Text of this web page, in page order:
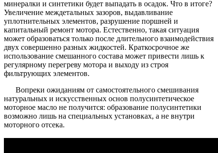
минералки и синтетики будет выпадать в осадок. Что в итоге?
Увеличение междетальных зазоров, выдавливание
уплотнительных элементов, разрушение поршней и
капитальный ремонт мотора. Естественно, такая ситуация
может образоваться только после длительного взаимодействия
двух совершенно разных жидкостей. Краткосрочное же
использование смешанного состава может привести лишь к
регулярному перегреву мотора и выходу из строя
фильтрующих элементов.
Вопреки ожиданиям от самостоятельного смешивания
натуральных и искусственных основ полусинтетическое
моторное масло не получится: образование полусинтетики
возможно лишь на специальных установках, а не внутри
моторного отсека.